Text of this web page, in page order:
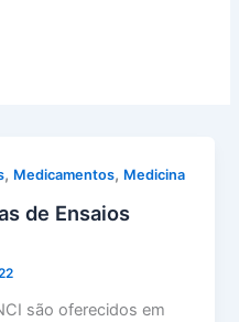
, Medicamentos, Medicina
de Ensaios
são oferecidos em